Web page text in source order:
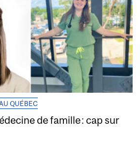
QUÉBEC
de famille : cap sur